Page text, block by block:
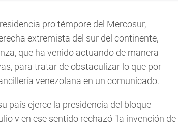
pro témpore del Mercosur,
extremista del sur del continente,
que ha venido actuando de manera
para tratar de obstaculizar lo que por
venezolana en un comunicado.
país ejerce la presidencia del bloque
y en ese sentido rechazó "la invención de